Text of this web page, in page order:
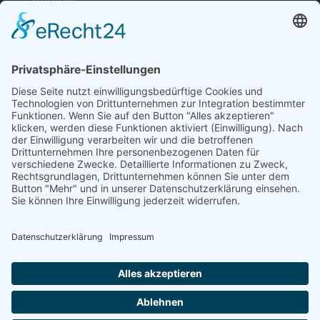
Telefon: +49 (0) 228 / 26 19 95 70
NEWSLETTER ABONNIEREN
ABONNIEREN
FOLGEN SIE UNS